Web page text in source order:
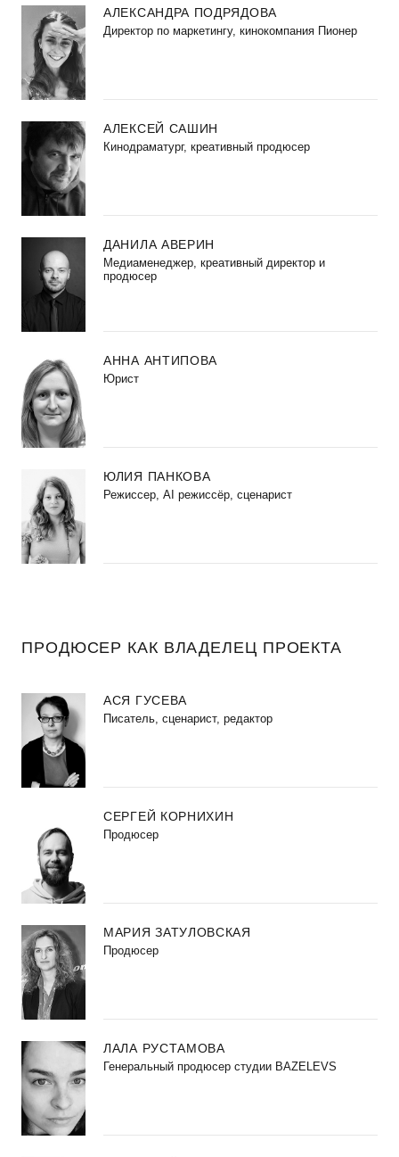
АЛЕКСАНДРА ПОДРЯДОВА
Директор по маркетингу, кинокомпания Пионер
АЛЕКСЕЙ САШИН
Кинодраматург, креативный продюсер
ДАНИЛА АВЕРИН
Медиаменеджер, креативный директор и
продюсер
АННА АНТИПОВА
Юрист
ЮЛИЯ ПАНКОВА
Режиссер, AI режиссёр, сценарист
ПРОДЮСЕР КАК ВЛАДЕЛЕЦ ПРОЕКТА
АСЯ ГУСЕВА
Писатель, сценарист, редактор
СЕРГЕЙ КОРНИХИН
Продюсер
МАРИЯ ЗАТУЛОВСКАЯ
Продюсер
ЛАЛА РУСТАМОВА
Генеральный продюсер студии BAZELEVS